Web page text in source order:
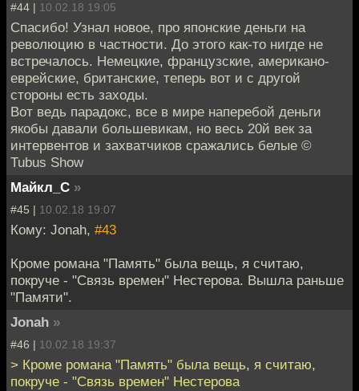
#44 | 10.02.18 19:05
Спасибо! Узнал новое, про японские деньги на
революцию в частности. До этого как-то нигде не
встречалось. Немецкие, французские, американо-
еврейские, британские, теперь вот и с другой
стороны есть заходы.
Вот ведь парадокс, все в мире наперебой деньги
якобы давали большевикам, но весь 20й век за
интервентов и захватчиков сражались белые ©
Tubus Show
Майкл_С »
#45 | 10.02.18 19:07
Кому: Jonah, #43
Кроме романа "Память" была вещь, я считаю,
покруче - "Связь времен" Нестерова. Вышла раньше
"Памяти".
Jonah »
#46 | 10.02.18 19:37
> Кроме романа "Память" была вещь, я считаю,
покруче - "Связь времен" Нестерова